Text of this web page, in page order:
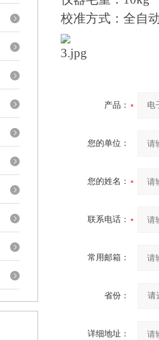
校准方式：全自
产品：
您的单位：
您的姓名：
联系电话：
常用邮箱：
省份：
详细地址：